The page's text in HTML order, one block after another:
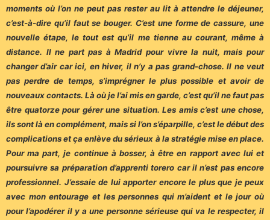
moments où l’on ne peut pas rester au lit à attendre le déjeuner,
c’est-à-dire qu’il faut se bouger. C’est une forme de cassure, une
nouvelle étape, le tout est qu’il me tienne au courant, même à
distance. Il ne part pas à Madrid pour vivre la nuit, mais pour
changer d’air car ici, en hiver, il n’y a pas grand-chose. Il ne veut
pas perdre de temps, s’imprégner le plus possible et avoir de
nouveaux contacts. Là où je l’ai mis en garde, c’est qu’il ne faut pas
être quatorze pour gérer une situation. Les amis c’est une chose,
ils sont là en complément, mais si l’on s’éparpille, c’est le début des
complications et ça enlève du sérieux à la stratégie mise en place.
Pour ma part, je continue à bosser, à être en rapport avec lui et
poursuivre sa préparation d’apprenti torero car il n’est pas encore
professionnel. J’essaie de lui apporter encore le plus que je peux
avec mon entourage et les personnes qui m’aident et le jour où
pour l’apodérer il y a une personne sérieuse qui va le respecter, il